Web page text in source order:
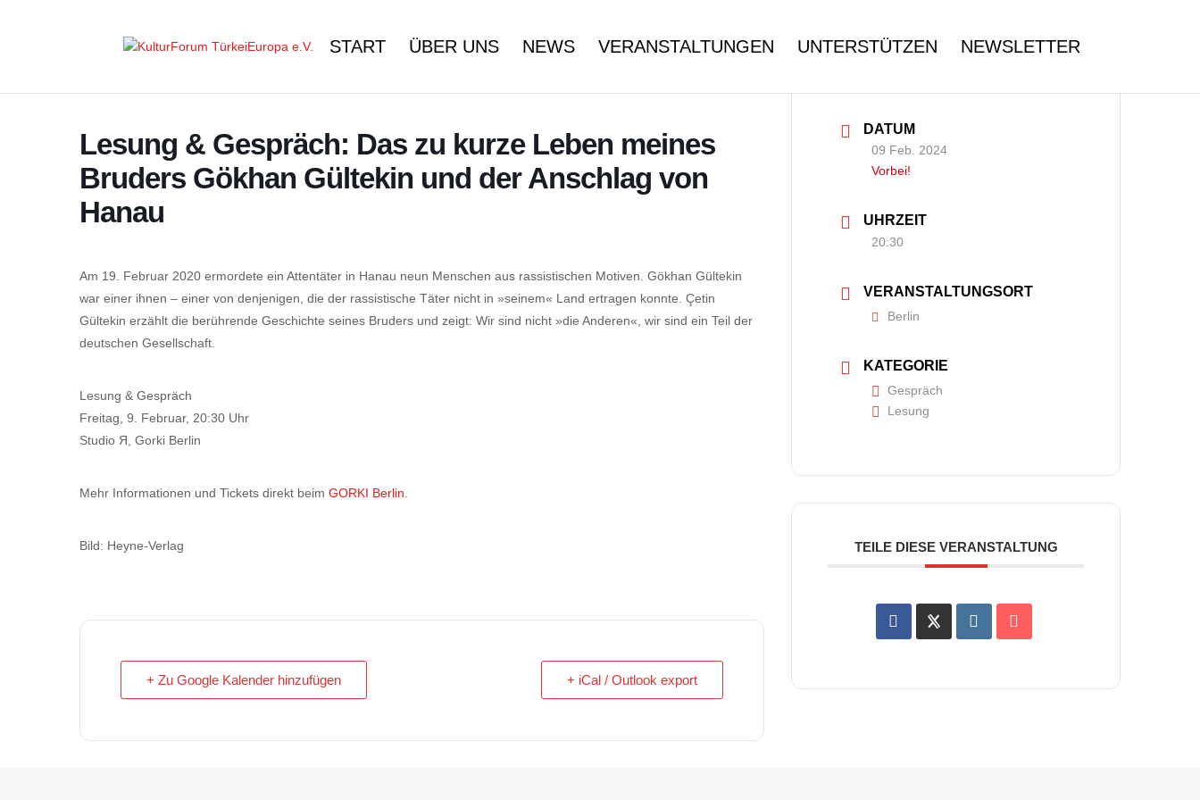
START ÜBER UNS NEWS VERANSTALTUNGEN UNTERSTÜTZEN NEWSLETTER
Lesung & Gespräch: Das zu kurze Leben meines
Bruders Gökhan Gültekin und der Anschlag von
Hanau
Am 19. Februar 2020 ermordete ein Attentäter in Hanau neun Menschen aus rassistischen Motiven. Gökhan Gültekin
war einer ihnen – einer von denjenigen, die der rassistische Täter nicht in »seinem« Land ertragen konnte. Çetin
Gültekin erzählt die berührende Geschichte seines Bruders und zeigt: Wir sind nicht »die Anderen«, wir sind ein Teil der
deutschen Gesellschaft.
Lesung & Gespräch
Freitag, 9. Februar, 20:30 Uhr
Studio Я, Gorki Berlin
Mehr Informationen und Tickets direkt beim GORKI Berlin
Bild: Heyne-Verlag
+ Zu Google Kalender hinzufügen + iCal / Outlook export
DATUM
09 Feb. 2024
Vorbei!
UHRZEIT
20:30
VERANSTALTUNGSORT
Berlin
KATEGORIE
Gespräch
Lesung
TEILE DIESE VERANSTALTUNG